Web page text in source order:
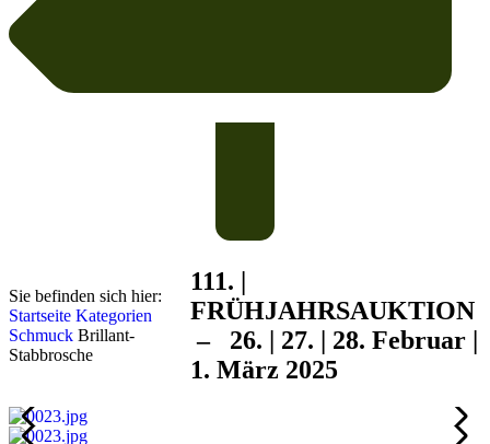
Sie befinden sich hier:
Startseite Kategorien
Schmuck Brillant-
Stabbrosche
111. |
FRÜHJAHRSAUKTION
– 26. | 27. | 28. Februar |
1. März 2025